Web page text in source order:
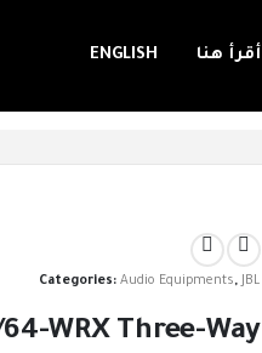
أقرأ هنا ENGLISH
Categories:Audio Equipments, JBL
64-WRX Three-Way